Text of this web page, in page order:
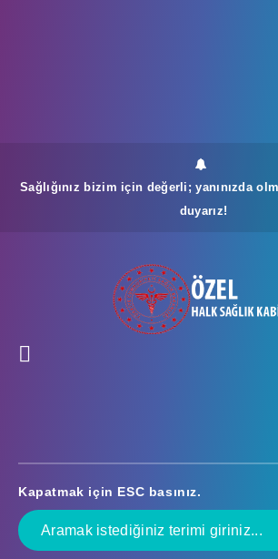
Sağlığınız bizim için değerli; yanınızda
duyarız!
Kapatmak için ESC basınız.